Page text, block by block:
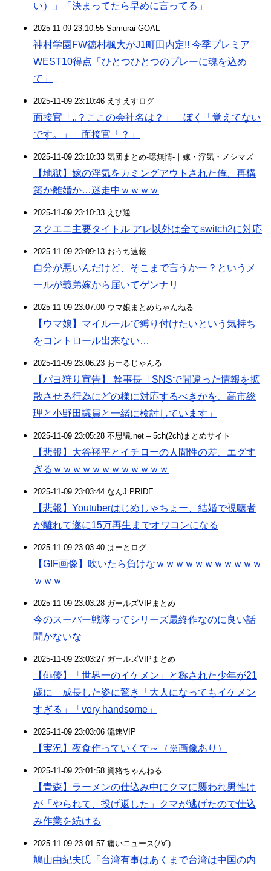
い）」「決まってたら早めに言ってる」
2025-11-09 23:10:55 Samurai GOAL
神村学園FW徳村楓大がJ1町田内定!! 今季プレミア
WEST10得点「ひとつひとつのプレーに魂を込め
て」
2025-11-09 23:10:46 えすえすログ
面接官「..？ここの会社名は？」 ぼく「覚えてない
です。」 面接官「？」
2025-11-09 23:10:33 気団まとめ-噫無情-｜嫁・浮気・メシマズ
【地獄】嫁の浮気をカミングアウトされた俺、再構
築か離婚か…迷走中ｗｗｗｗ
2025-11-09 23:10:33 えび通
スクエニ主要タイトル アレ以外は全てswitch2に対応
2025-11-09 23:09:13 おうち速報
自分が悪いんだけど、そこまで言うかー？というメ
ールが義弟嫁から届いてゲンナリ
2025-11-09 23:07:00 ウマ娘まとめちゃんねる
【ウマ娘】マイルールで縛り付けたいという気持ち
をコントロール出来ない…
2025-11-09 23:06:23 おーるじゃんる
【パヨ狩り宣告】 幹事長「SNSで間違った情報を拡
散させる行為にどの様に対応するべきかを、高市総
理と小野田議員と一緒に検討しています」
2025-11-09 23:05:28 不思議.net – 5ch(2ch)まとめサイト
【悲報】大谷翔平とイチローの人間性の差、エグす
ぎるｗｗｗｗｗｗｗｗｗｗｗｗ
2025-11-09 23:03:44 なんJ PRIDE
【悲報】Youtuberはじめしゃちょー、結婚で視聴者
が離れて遂に15万再生までオワコンになる
2025-11-09 23:03:40 はーとログ
【GIF画像】吹いたら負けなｗｗｗｗｗｗｗｗｗｗｗ
ｗｗｗ
2025-11-09 23:03:28 ガールズVIPまとめ
今のスーパー戦隊ってシリーズ最終作なのに良い話
聞かないな
2025-11-09 23:03:27 ガールズVIPまとめ
【俳優】「世界一のイケメン」と称された少年が21
歳に 成長した姿に驚き「大人になってもイケメン
すぎる」「very handsome」
2025-11-09 23:03:06 流速VIP
【実況】夜食作っていくで～（※画像あり）
2025-11-09 23:01:58 資格ちゃんねる
【青森】ラーメンの仕込み中にクマに襲われ男性け
が「やられて、投げ返した」クマが逃げたので仕込
み作業を続ける
2025-11-09 23:01:57 痛いニュース(ﾉ∀`)
鳩山由紀夫氏「台湾有事はあくまで台湾は中国の内